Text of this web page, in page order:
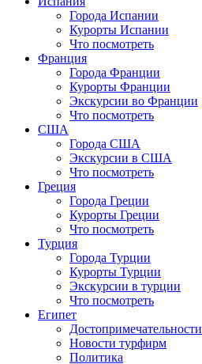
Города Испании
Курорты Испании
Что посмотреть
Франция
Города Франции
Курорты Франции
Экскурсии во Франции
Что посмотреть
США
Города США
Экскурсии в США
Что посмотреть
Греция
Города Греции
Курорты Греции
Что посмотреть
Турция
Города Турции
Курорты Турции
Экскурсии в турции
Что посмотреть
Египет
Достопримечательности
Новости турфирм
Политика